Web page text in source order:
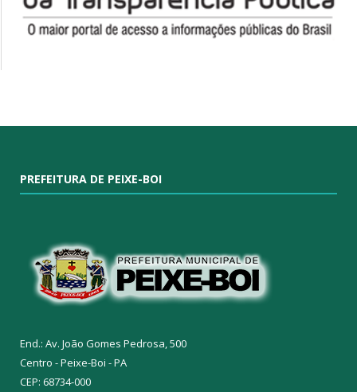
PREFEITURA DE PEIXE-BOI
End.: Av. João Gomes Pedrosa, 500
Centro - Peixe-Boi - PA
CEP: 68734-000